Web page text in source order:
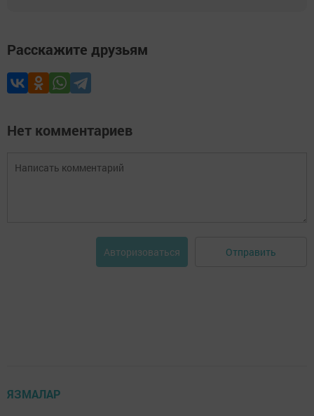
Расскажите друзьям
Нет комментариев
Авторизоваться Отправить
ЯЗМАЛАР